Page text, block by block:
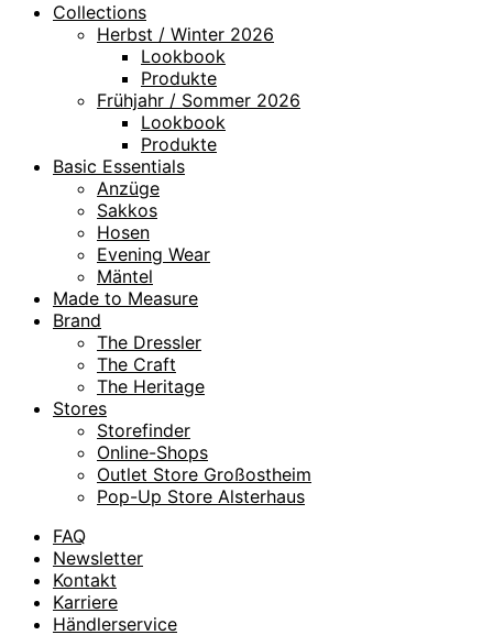
Collections
Herbst / Winter 2026
Lookbook
Produkte
Frühjahr / Sommer 2026
Lookbook
Produkte
Basic Essentials
Anzüge
Sakkos
Hosen
Evening Wear
Mäntel
Made to Measure
Brand
The Dressler
The Craft
The Heritage
Stores
Storefinder
Online-Shops
Outlet Store Großostheim
Pop-Up Store Alsterhaus
FAQ
Newsletter
Kontakt
Karriere
Händlerservice